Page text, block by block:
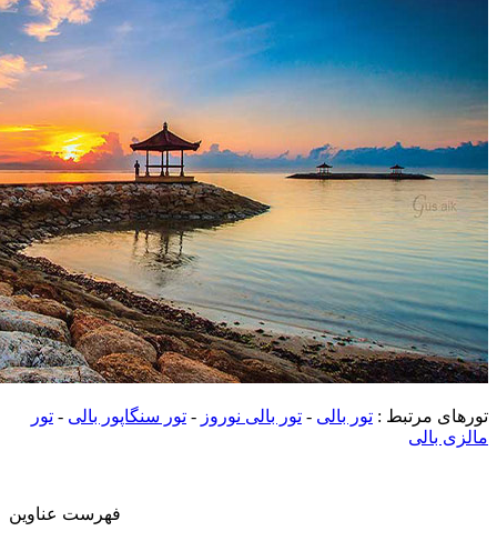
تورهای مرتبط : تور بالی - تور بالی نوروز - تور سنگاپور بالی - تور
مالزی بالی
فهرست عناوین